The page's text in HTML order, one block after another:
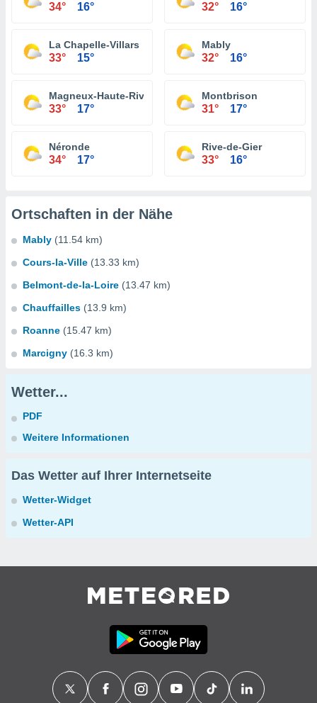
34° 16° 32° 16°
La Chapelle-Villars
33° 15°
Mably
32° 16°
Magneux-Haute-Rive
33° 17°
Montbrison
31° 17°
Néronde
34° 17°
Rive-de-Gier
33° 16°
Ortschaften in der Nähe
Mably (11.54 km)
Cours-la-Ville (13.33 km)
Belmont-de-la-Loire (13.47 km)
Chauffailles (13.9 km)
Roanne (15.47 km)
Marcigny (16.3 km)
Wetter...
PDF
Weitere Informationen
Das Wetter auf Ihrer Internetseite
Wetter-Widget
Wetter-API